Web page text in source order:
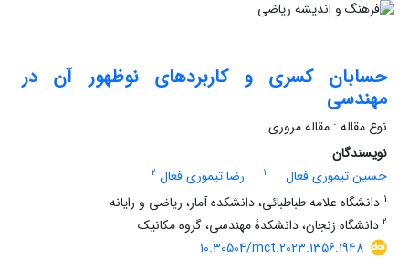
حسابان کسری و کاربردهای نوظهور آن در
مهندسی
نوع مقاله : مقاله مروری
نویسندگان
حسین تیموری فعال
1 رضا تیموری فعال 2
1 دانشگاه علامه طباطبائی، دانشکد‏ه آمار، ریاضی و رایانه
2 دانشگاه زنجان، دانشکدهٔ مهندسی، گروه مکانیک
10.30504/mct.2023.1356.1948